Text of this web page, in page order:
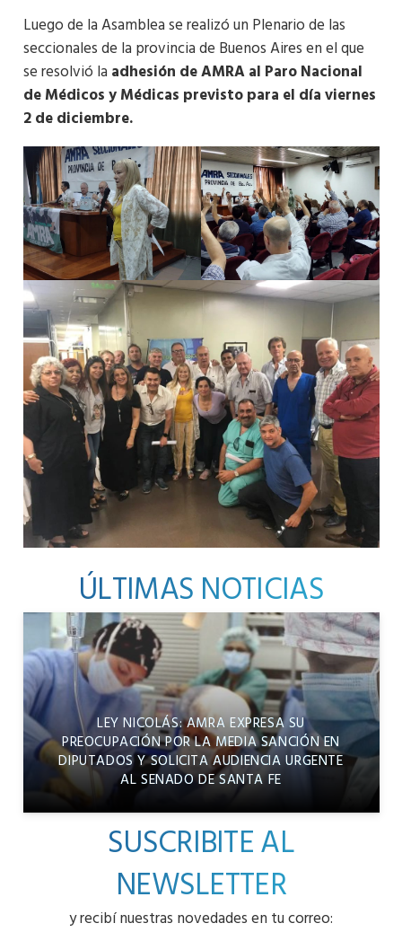
Luego de la Asamblea se realizó un Plenario de las
seccionales de la provincia de Buenos Aires en el que
se resolvió la adhesión de AMRA al Paro Nacional
de Médicos y Médicas previsto para el día viernes
2 de diciembre.
ÚLTIMAS NOTICIAS
LEY NICOLÁS: AMRA EXPRESA SU
PREOCUPACIÓN POR LA MEDIA SANCIÓN EN
DIPUTADOS Y SOLICITA AUDIENCIA URGENTE
AL SENADO DE SANTA FE
SUSCRIBITE AL
NEWSLETTER
y recibí nuestras novedades en tu correo: